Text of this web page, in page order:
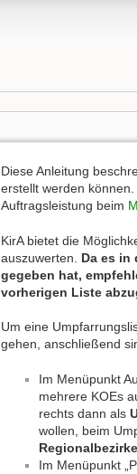
Diese Anleitung
erstellt werden
Auftragsleistung beim
KirA bietet die
auszuwerten. Da es in
gegeben hat,
vorherigen Liste
Um eine
gehen, anschließend
Im Menüpunkt
mehrere KOEs
rechts dann als
wollen, beim
Regionalbezirke
Im Menüpunkt